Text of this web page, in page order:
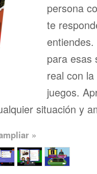
persona
te
para esas
real con
juegos.
situación y
»